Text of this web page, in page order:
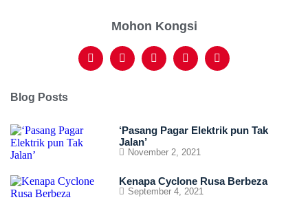
Mohon Kongsi
Blog Posts
‘Pasang Pagar Elektrik pun Tak
Jalan’
November 2, 2021
Kenapa Cyclone Rusa Berbeza
September 4, 2021